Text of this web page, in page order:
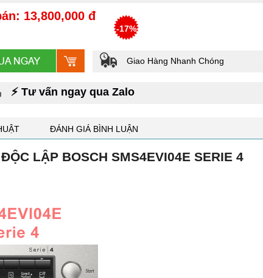
13,800,000 đ
-17%
Giao Hàng Nhanh Chóng
⚡ Tư vấn ngay qua Zalo
ĐÁNH GIÁ BÌNH LUẬN
LẬP BOSCH SMS4EVI04E SERIE 4